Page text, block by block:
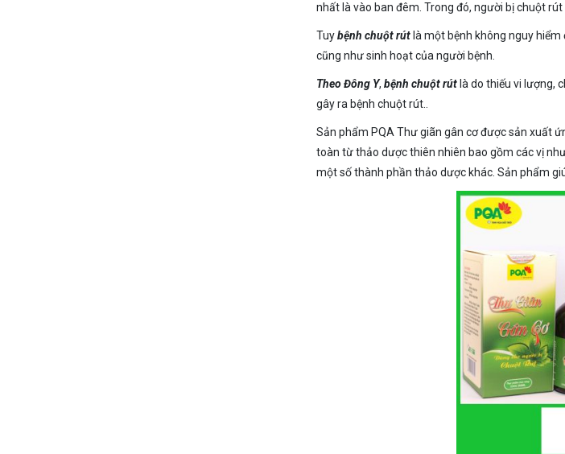
nhất là vào ban đêm. Trong đó, người bị chuột
Tuybệnh chuột rútlà một bệnh không nguy hiểm
cũng như sinh hoạt của người bệnh.
Theo Đông Y, bệnh chuột rút là do thiếu vi lượng,
gây ra bệnh chuột rút..
Sản phẩm PQA Thư giãn gân cơ được sản xuất
toàn từ thảo dược thiên nhiên bao gồm các vị
một số thành phần thảo dược khác. Sản phẩm